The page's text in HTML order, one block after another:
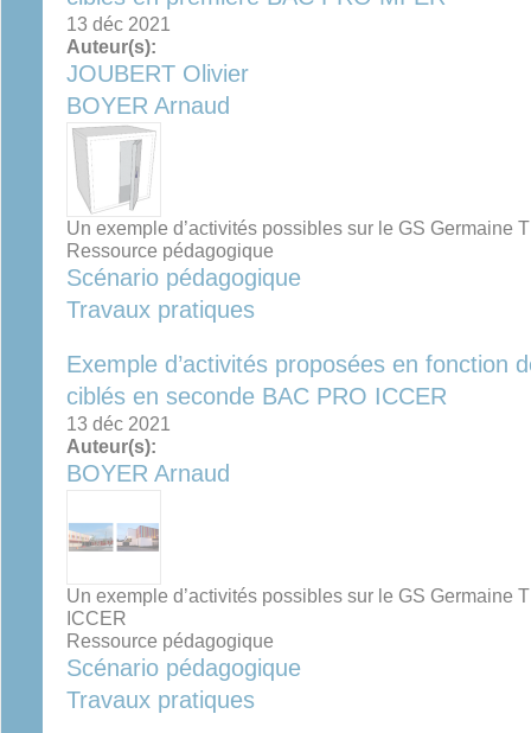
13 déc 2021
Auteur(s):
JOUBERT Olivier
BOYER Arnaud
Un exemple d’activités possibles sur le GS Germaine
Ressource pédagogique
Scénario pédagogique
Travaux pratiques
Exemple d’activités proposées en fonction
ciblés en seconde BAC PRO ICCER
13 déc 2021
Auteur(s):
BOYER Arnaud
Un exemple d’activités possibles sur le GS Germaine
ICCER
Ressource pédagogique
Scénario pédagogique
Travaux pratiques